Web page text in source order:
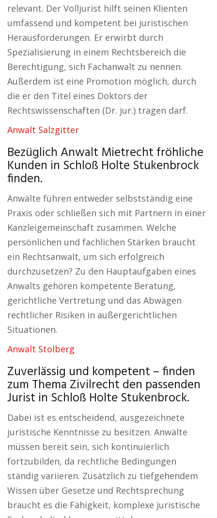
relevant. Der Volljurist hilft seinen Klienten
umfassend und kompetent bei juristischen
Herausforderungen. Er erwirbt durch
Spezialisierung in einem Rechtsbereich die
Berechtigung, sich Fachanwalt zu nennen.
Außerdem ist eine Promotion möglich, durch
die er den Titel eines Doktors der
Rechtswissenschaften (Dr. jur.) tragen darf.
Anwalt Salzgitter
Bezüglich Anwalt Mietrecht fröhliche
Kunden in Schloß Holte Stukenbrock
finden.
Anwälte führen entweder selbstständig eine
Praxis oder schließen sich mit Partnern in einer
Kanzleigemeinschaft zusammen. Welche
persönlichen und fachlichen Stärken braucht
ein Rechtsanwalt, um sich erfolgreich
durchzusetzen? Zu den Hauptaufgaben eines
Anwalts gehören kompetente Beratung,
gerichtliche Vertretung und das Abwägen
rechtlicher Risiken in außergerichtlichen
Situationen.
Anwalt Stolberg
Zuverlässig und kompetent – finden
zum Thema Zivilrecht den passenden
Jurist in Schloß Holte Stukenbrock.
Dabei ist es entscheidend, ausgezeichnete
juristische Kenntnisse zu besitzen. Anwälte
müssen bereit sein, sich kontinuierlich
fortzubilden, da rechtliche Bedingungen
ständig variieren. Zusätzlich zu tiefgehendem
Wissen über Gesetze und Rechtsprechung
braucht es die Fähigkeit, komplexe juristische